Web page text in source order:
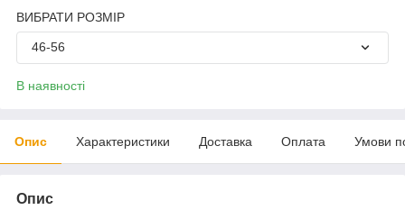
ВИБРАТИ РОЗМІР
46-56
В наявності
Опис Характеристики Доставка Оплата Умови
Опис